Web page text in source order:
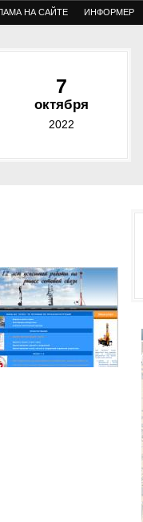
НА САЙТЕ ИНФОРМЕР
7
октября
2022